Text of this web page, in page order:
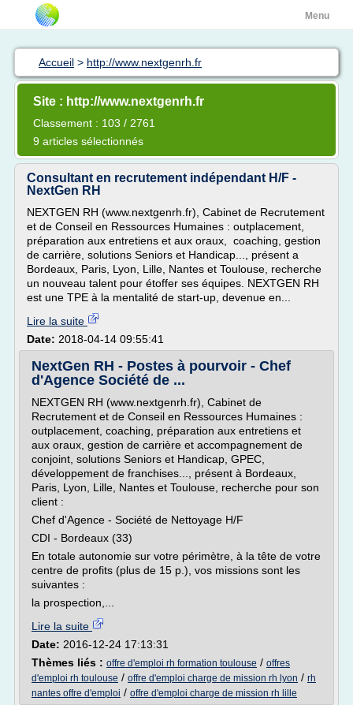
Menu
Accueil > http://www.nextgenrh.fr
Site : http://www.nextgenrh.fr
Classement : 103 / 2761
9 articles sélectionnés
Consultant en recrutement indépendant H/F -
NextGen RH
NEXTGEN RH (www.nextgenrh.fr), Cabinet de Recrutement
et de Conseil en Ressources Humaines : outplacement,
préparation aux entretiens et aux oraux, coaching, gestion
de carrière, solutions Seniors et Handicap..., présent a
Bordeaux, Paris, Lyon, Lille, Nantes et Toulouse, recherche
un nouveau talent pour étoffer ses équipes. NEXTGEN RH
est une TPE à la mentalité de start-up, devenue en...
Lire la suite
Date: 2018-04-14 09:55:41
NextGen RH - Postes à pourvoir - Chef
d'Agence Société de ...
NEXTGEN RH (www.nextgenrh.fr), Cabinet de
Recrutement et de Conseil en Ressources Humaines :
outplacement, coaching, préparation aux entretiens et
aux oraux, gestion de carrière et accompagnement de
conjoint, solutions Seniors et Handicap, GPEC,
développement de franchises..., présent à Bordeaux,
Paris, Lyon, Lille, Nantes et Toulouse, recherche pour son
client :
Chef d'Agence - Société de Nettoyage H/F
CDI - Bordeaux (33)
En totale autonomie sur votre périmètre, à la tête de votre
centre de profits (plus de 15 p.), vos missions sont les
suivantes :
la prospection,...
Lire la suite
Date: 2016-12-24 17:13:31
Thèmes liés : offre d'emploi rh formation toulouse / offres
d'emploi rh toulouse / offre d'emploi charge de mission rh lyon / rh
nantes offre d'emploi / offre d'emploi charge de mission rh lille